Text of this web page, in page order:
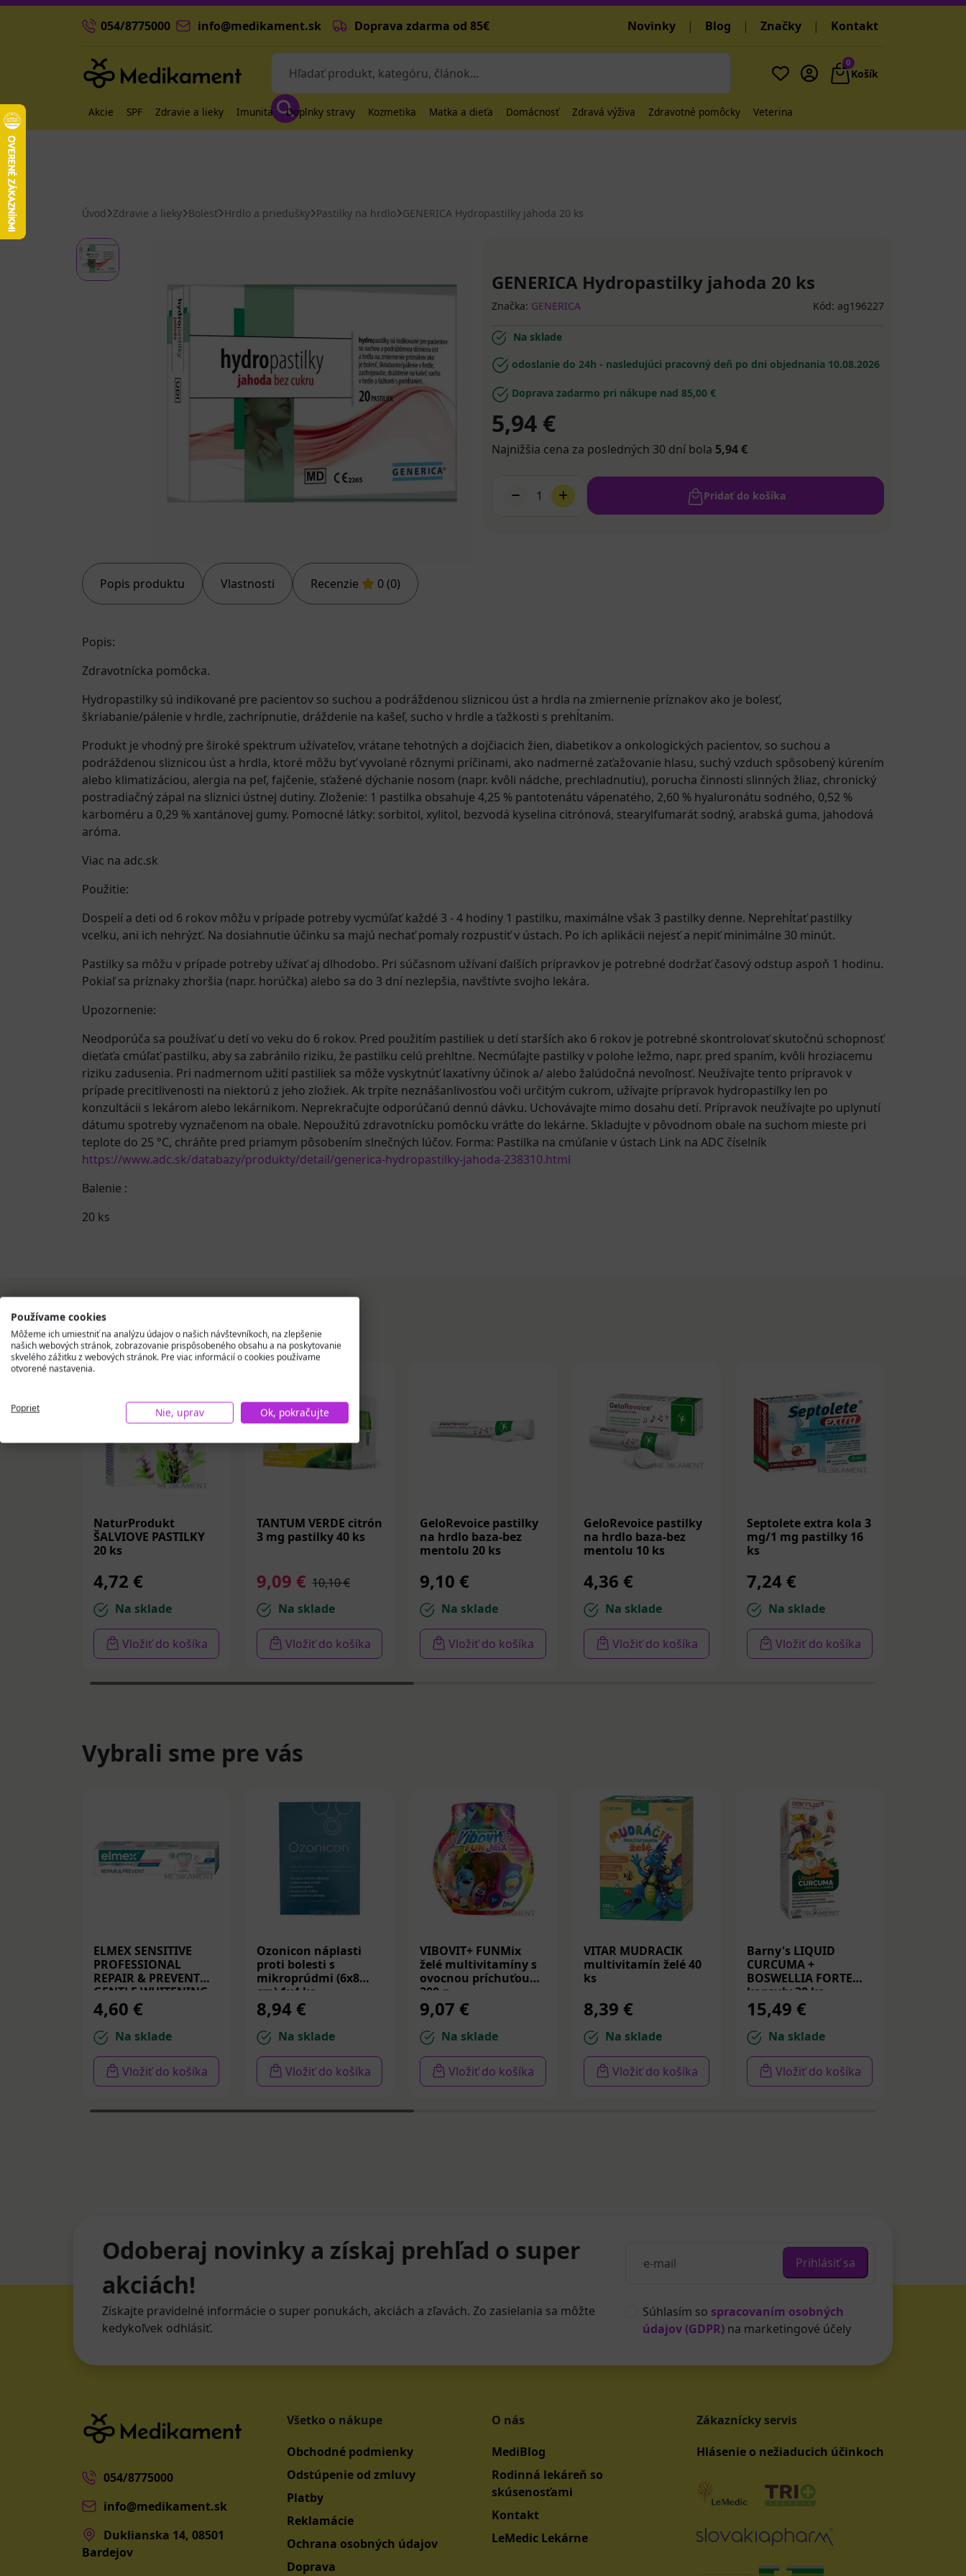
054/8775000 info@medikament.sk Doprava zdarma od 85€ Novinky | Blog | Značky | Kontakt
0
Košík
Akcie SPF Zdravie a lieky Imunita Doplnky stravy Kozmetika Matka a dieťa Domácnosť Zdravá výživa Zdravotné pomôcky Veterina
Úvod Zdravie a lieky Bolesť Hrdlo a priedušky Pastilky na hrdlo GENERICA Hydropastilky jahoda 20 ks
Popis produktu Vlastnosti Recenzie 0 (0)
GENERICA Hydropastilky jahoda 20 ks
Značka: GENERICA Kód: ag196227
Na sklade
odoslanie do 24h - nasledujúci pracovný deň po dni objednania 10.08.2026
Doprava zadarmo pri nákupe nad 85,00 €
5,94 €
Najnižšia cena za posledných 30 dní bola 5,94 €
1 Pridať do košíka
Popis:
Zdravotnícka pomôcka.
Hydropastilky sú indikované pre pacientov so suchou a podráždenou sliznicou úst a hrdla na zmiernenie príznakov ako je bolesť,
škriabanie/pálenie v hrdle, zachrípnutie, dráždenie na kašeľ, sucho v hrdle a ťažkosti s prehĺtaním.
Produkt je vhodný pre široké spektrum užívateľov, vrátane tehotných a dojčiacich žien, diabetikov a onkologických pacientov, so suchou a
podráždenou sliznicou úst a hrdla, ktoré môžu byť vyvolané rôznymi príčinami, ako nadmerné zaťažovanie hlasu, suchý vzduch spôsobený kúrením
alebo klimatizáciou, alergia na peľ, fajčenie, sťažené dýchanie nosom (napr. kvôli nádche, prechladnutiu), porucha činnosti slinných žliaz, chronický
postradiačný zápal na sliznici ústnej dutiny. Zloženie: 1 pastilka obsahuje 4,25 % pantotenátu vápenatého, 2,60 % hyaluronátu sodného, 0,52 %
karboméru a 0,29 % xantánovej gumy. Pomocné látky: sorbitol, xylitol, bezvodá kyselina citrónová, stearylfumarát sodný, arabská guma, jahodová
aróma.
Viac na adc.sk
Použitie:
Dospelí a deti od 6 rokov môžu v prípade potreby vycmúľať každé 3 - 4 hodiny 1 pastilku, maximálne však 3 pastilky denne. Neprehĺtať pastilky
vcelku, ani ich nehrýzť. Na dosiahnutie účinku sa majú nechať pomaly rozpustiť v ústach. Po ich aplikácii nejesť a nepiť minimálne 30 minút.
Pastilky sa môžu v prípade potreby užívať aj dlhodobo. Pri súčasnom užívaní ďalších prípravkov je potrebné dodržať časový odstup aspoň 1 hodinu.
Pokiaľ sa príznaky zhoršia (napr. horúčka) alebo sa do 3 dní nezlepšia, navštívte svojho lekára.
Upozornenie:
Neodporúča sa používať u detí vo veku do 6 rokov. Pred použitím pastiliek u detí starších ako 6 rokov je potrebné skontrolovať skutočnú schopnosť
dieťaťa cmúľať pastilku, aby sa zabránilo riziku, že pastilku celú prehltne. Necmúľajte pastilky v polohe ležmo, napr. pred spaním, kvôli hroziacemu
riziku zadusenia. Pri nadmernom užití pastiliek sa môže vyskytnúť laxatívny účinok a/ alebo žalúdočná nevoľnosť. Neužívajte tento prípravok v
prípade precitlivenosti na niektorú z jeho zložiek. Ak trpíte neznášanlivosťou voči určitým cukrom, užívajte prípravok hydropastilky len po
konzultácii s lekárom alebo lekárnikom. Neprekračujte odporúčanú dennú dávku. Uchovávajte mimo dosahu detí. Prípravok neužívajte po uplynutí
dátumu spotreby vyznačenom na obale. Nepoužitú zdravotnícku pomôcku vráťte do lekárne. Skladujte v pôvodnom obale na suchom mieste pri
teplote do 25 °C, chráňte pred priamym pôsobením slnečných lúčov. Forma: Pastilka na cmúľanie v ústach Link na ADC číselník
https://www.adc.sk/databazy/produkty/detail/generica-hydropastilky-jahoda-238310.html
Balenie :
20 ks
Podobné produkty
NaturProdukt
ŠALVIOVE PASTILKY
20 ks
4,72 €
Na sklade
Vložiť do košíka
TANTUM VERDE citrón
3 mg pastilky 40 ks
9,09 € 10,10 €
Na sklade
Vložiť do košíka
GeloRevoice pastilky
na hrdlo baza-bez
mentolu 20 ks
9,10 €
Na sklade
Vložiť do košíka
GeloRevoice pastilky
na hrdlo baza-bez
mentolu 10 ks
4,36 €
Na sklade
Vložiť do košíka
Septolete extra kola 3
mg/1 mg pastilky 16
ks
7,24 €
Na sklade
Vložiť do košíka
Vybrali sme pre vás
ELMEX SENSITIVE
PROFESSIONAL
REPAIR & PREVENT
GENTLE WHITENING,
zubná pasta 75 ml
4,60 €
Na sklade
Vložiť do košíka
Ozonicon náplasti
proti bolesti s
mikroprúdmi (6x8
cm) 1x4 ks
8,94 €
Na sklade
Vložiť do košíka
VIBOVIT+ FUNMix
želé multivitamíny s
ovocnou príchuťou
200 g
9,07 €
Na sklade
Vložiť do košíka
VITAR MUDRACIK
multivitamín želé 40
ks
8,39 €
Na sklade
Vložiť do košíka
Barny's LIQUID
CURCUMA +
BOSWELLIA FORTE
kapsuly 30 ks
15,49 €
Na sklade
Vložiť do košíka
Odoberaj novinky a získaj prehľad o super
akciách!
Získajte pravidelné informácie o super ponukách, akciách a zľavách. Zo zasielania sa môžte
kedykoľvek odhlásiť.
Prihlásiť sa
Súhlasím so spracovaním osobných
údajov (GDPR) na marketingové účely
054/8775000
info@medikament.sk
Duklianska 14, 08501
Bardejov
Všetko o nákupe
Obchodné podmienky
Odstúpenie od zmluvy
Platby
Reklamácie
Ochrana osobných údajov
Doprava
O nás
MediBlog
Rodinná lekáreň so
skúsenosťami
Kontakt
LeMedic Lekárne
Zákaznícky servis
Hlásenie o nežiaducich účinkoch
Používame cookies
Môžeme ich umiestniť na analýzu údajov o našich návštevníkoch, na zlepšenie
našich webových stránok, zobrazovanie prispôsobeného obsahu a na poskytovanie
skvelého zážitku z webových stránok. Pre viac informácií o cookies používame
otvorené nastavenia.
Poprieť Nie, uprav Ok, pokračujte